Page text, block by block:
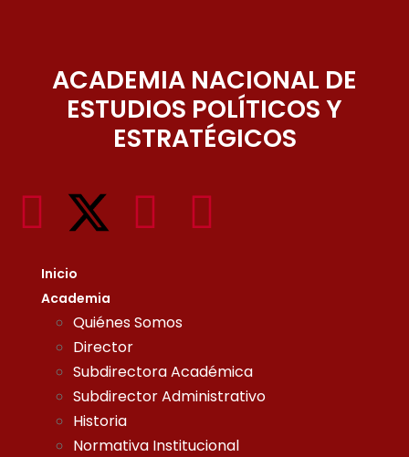
ACADEMIA NACIONAL DE
ESTUDIOS POLÍTICOS Y
ESTRATÉGICOS
Inicio
Academia
Quiénes Somos
Director
Subdirectora Académica
Subdirector Administrativo
Historia
Normativa Institucional